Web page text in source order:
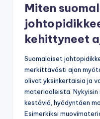
Miten
kehittyneet
Suomalaiset
merkittävästi ajan
olivat yksinkertaisia ja
materiaaleista.
kestäviä, hyödyntäen
Esimerkiksi